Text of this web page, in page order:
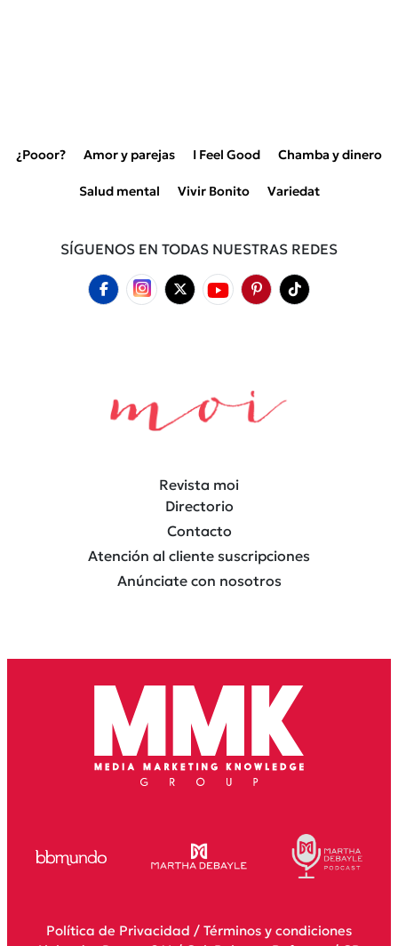
¿Pooor? Amor y parejas I Feel Good Chamba y dinero
Salud mental Vivir Bonito Variedat
SÍGUENOS EN TODAS NUESTRAS REDES
Revista moi
Directorio
Contacto
Atención al cliente suscripciones
Anúnciate con nosotros
Política de Privacidad / Términos y condiciones